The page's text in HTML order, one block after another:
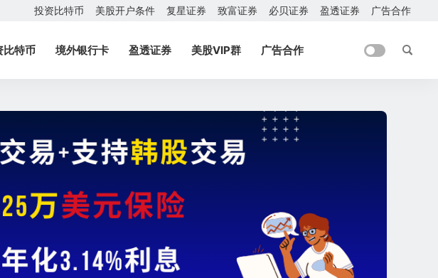
投资比特币 美股开户条件 复星证券 致富证券 必贝证券 盈透证券 广告合作
比特币 境外银行卡 盈透证券 美股VIP群 广告合作